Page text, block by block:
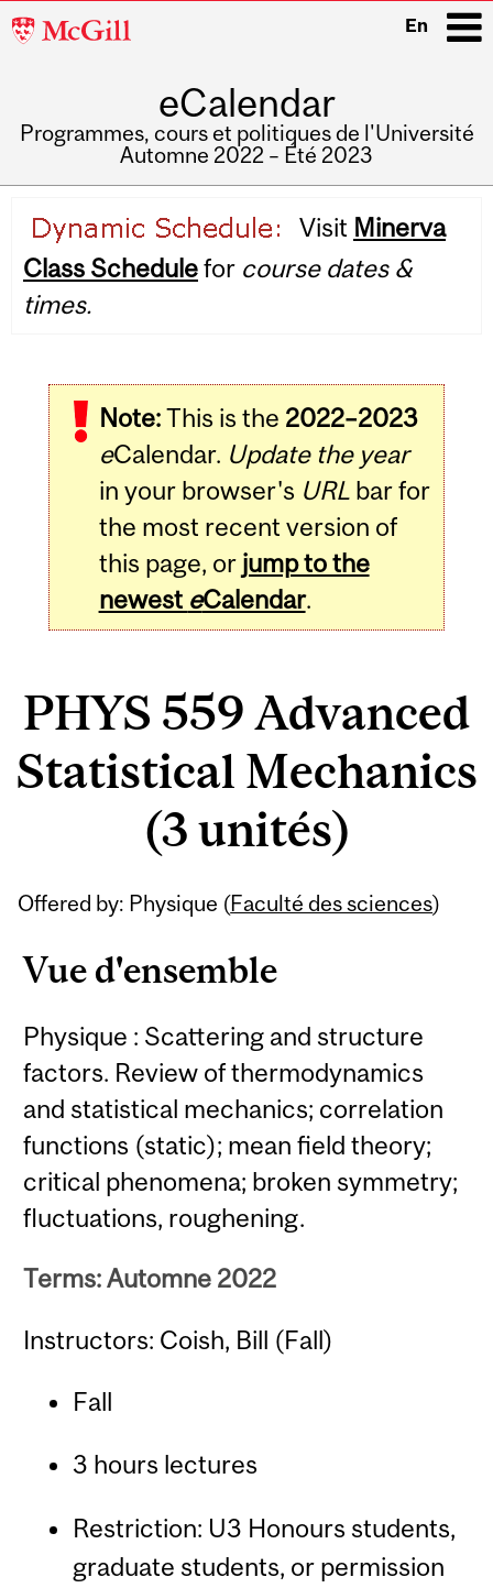
McGill
En
eCalendar
Programmes, cours et politiques de l'Université
Automne 2022 – Été 2023
navigation
Visit Minerva
Class Schedulefor course dates &
times.
Note:This is the 2022–2023
eCalendar. Update the year
in your browser's URLbar for
the most recent version of
this page, or jump to the
newest eCalendar.
PHYS 559 Advanced
Statistical Mechanics
(3 unités)
Offered by: Physique (Faculté des sciences)
Vue d'ensemble
Physique : Scattering and structure
factors. Review of thermodynamics
and statistical mechanics; correlation
functions (static); mean field theory;
critical phenomena; broken symmetry;
fluctuations, roughening.
Terms: Automne 2022
Instructors: Coish, Bill (Fall)
Fall
3 hours lectures
Restriction: U3 Honours students,
graduate students, or permission
Related